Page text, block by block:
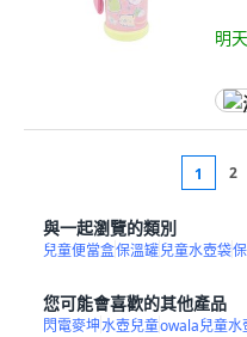
明
1 2
與一起瀏覽的類別
兒童便當盒保溫罐兒童水壺袋
您可能會喜歡的其他產品
閃電麥坤水壺兒童owala兒童水